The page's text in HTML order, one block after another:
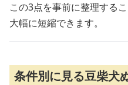
この3点を事前に整理する
大幅に短縮できます。
条件別に見る豆柴犬